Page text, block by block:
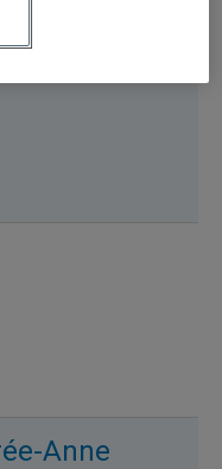
Anne